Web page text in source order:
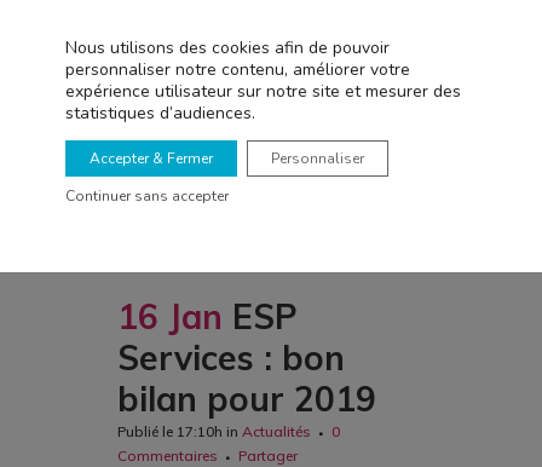
16 Jan ESP
Services : bon
bilan pour 2019
Publié le 17:10h in Actualités
0
Commentaires
Partager
Nous utilisons des cookies afin de pouvoir
personnaliser notre contenu, améliorer votre
expérience utilisateur sur notre site et mesurer des
statistiques d’audiences.
Accepter & Fermer
Continuer sans accepter
Personnaliser